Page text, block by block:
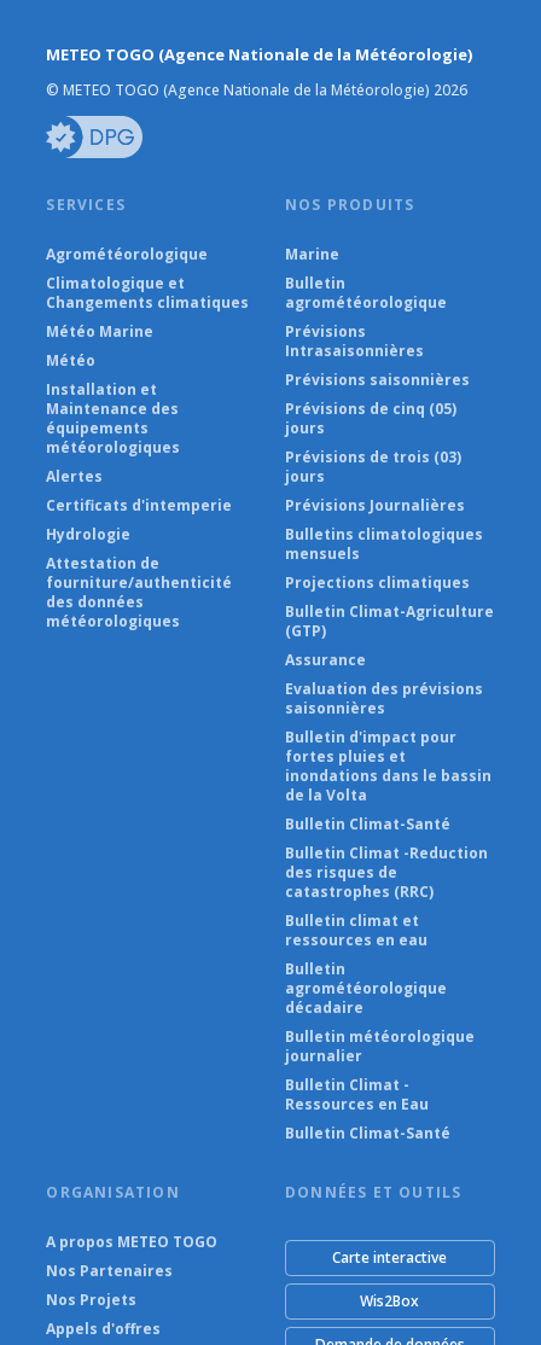
METEO TOGO (Agence Nationale de la Météorologie)
© METEO TOGO (Agence Nationale de la Météorologie) 2026
SERVICES
Agrométéorologique
Climatologique et
Changements climatiques
Météo Marine
Météo
Installation et
Maintenance des
équipements
météorologiques
Alertes
Certificats d'intemperie
Hydrologie
Attestation de
fourniture/authenticité
des données
météorologiques
NOS PRODUITS
Marine
Bulletin
agrométéorologique
Prévisions
Intrasaisonnières
Prévisions saisonnières
Prévisions de cinq (05)
jours
Prévisions de trois (03)
jours
Prévisions Journalières
Bulletins climatologiques
mensuels
Projections climatiques
Bulletin Climat-Agriculture
(GTP)
Assurance
Evaluation des prévisions
saisonnières
Bulletin d'impact pour
fortes pluies et
inondations dans le bassin
de la Volta
Bulletin Climat-Santé
Bulletin Climat -Reduction
des risques de
catastrophes (RRC)
Bulletin climat et
ressources en eau
Bulletin
agrométéorologique
décadaire
Bulletin météorologique
journalier
Bulletin Climat -
Ressources en Eau
Bulletin Climat-Santé
ORGANISATION
A propos METEO TOGO
Nos Partenaires
Nos Projets
Appels d'offres
DONNÉES ET OUTILS
Carte interactive
Wis2Box